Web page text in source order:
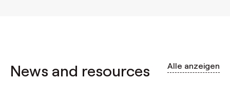
News and resources Alle anzeigen